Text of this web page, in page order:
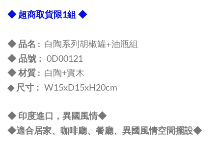
◆ 超商取貨限1組 ◆
◆ 品名 : 白陶系列胡椒罐+油瓶組
◆ 品號 :
0D00121
◆ 材質 : 白陶+實木
◆ 尺寸 : W15xD15xH20cm
◆ 印度進口，異國風情◆
◆適合居家、咖啡廳、餐廳、異國風情空間擺設◆